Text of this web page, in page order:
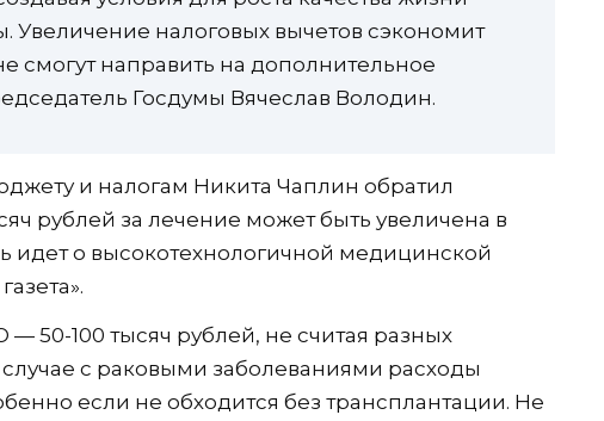
Увеличение налоговых вычетов сэкономит
смогут направить на дополнительное
Госдумы Вячеслав Володин.
и налогам Никита Чаплин обратил
рублей за лечение может быть увеличена в
идет о высокотехнологичной медицинской
50-100 тысяч рублей, не считая разных
с раковыми заболеваниями расходы
если не обходится без трансплантации. Не